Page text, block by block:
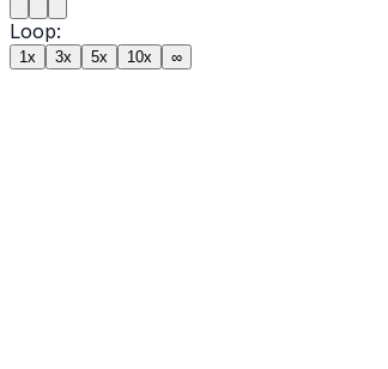
Loop:
1x 3x 5x 10x ∞